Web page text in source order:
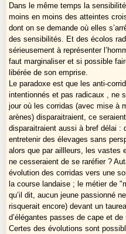
Dans le même temps la
moins en moins des atteintes
dont on se demande où elles
des sensibilités. Et des écolos
sérieusement à représenter
faut marginaliser et si possible
libérée de son emprise.
Le paradoxe est que les anti-
intentionnés et pas radicaux , ne
jour où les corridas (avec mise à
arènes) disparaitraient, ce
disparaitraient aussi à bref délai :
entretenir des élevages sans
alors que par aillleurs, les vastes
ne cesseraient de se raréfier ?
évolution des corridas vers une
la course landaise ; le métier de
qu’il dit, aucun jeune passionné
risquerait encore) devant un
d’élégantes passes de cape et
Certes des évolutions sont